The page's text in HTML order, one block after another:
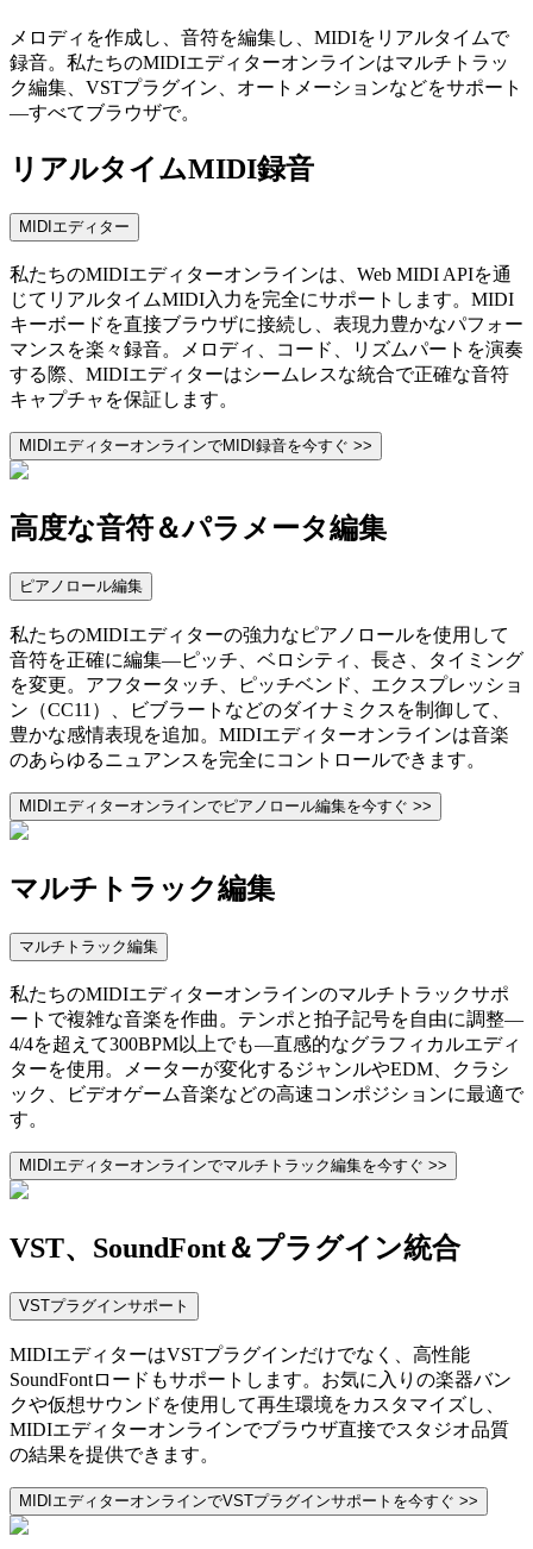
メロディを作成し、音符を編集し、MIDIをリアルタイムで
録音。私たちのMIDIエディターオンラインはマルチトラッ
ク編集、VSTプラグイン、オートメーションなどをサポート
—すべてブラウザで。
リアルタイムMIDI録音
MIDIエディター
私たちのMIDIエディターオンラインは、Web MIDI APIを通
じてリアルタイムMIDI入力を完全にサポートします。MIDI
キーボードを直接ブラウザに接続し、表現力豊かなパフォー
マンスを楽々録音。メロディ、コード、リズムパートを演奏
する際、MIDIエディターはシームレスな統合で正確な音符
キャプチャを保証します。
MIDIエディターオンラインでMIDI録音を今すぐ >>
高度な音符＆パラメータ編集
ピアノロール編集
私たちのMIDIエディターの強力なピアノロールを使用して
音符を正確に編集—ピッチ、ベロシティ、長さ、タイミング
を変更。アフタータッチ、ピッチベンド、エクスプレッショ
ン（CC11）、ビブラートなどのダイナミクスを制御して、
豊かな感情表現を追加。MIDIエディターオンラインは音楽
のあらゆるニュアンスを完全にコントロールできます。
MIDIエディターオンラインでピアノロール編集を今すぐ >>
マルチトラック編集
マルチトラック編集
私たちのMIDIエディターオンラインのマルチトラックサポ
ートで複雑な音楽を作曲。テンポと拍子記号を自由に調整—
4/4を超えて300BPM以上でも—直感的なグラフィカルエディ
ターを使用。メーターが変化するジャンルやEDM、クラシ
ック、ビデオゲーム音楽などの高速コンポジションに最適で
す。
MIDIエディターオンラインでマルチトラック編集を今すぐ >>
VST、SoundFont＆プラグイン統合
VSTプラグインサポート
MIDIエディターはVSTプラグインだけでなく、高性能
SoundFontロードもサポートします。お気に入りの楽器バン
クや仮想サウンドを使用して再生環境をカスタマイズし、
MIDIエディターオンラインでブラウザ直接でスタジオ品質
の結果を提供できます。
MIDIエディターオンラインでVSTプラグインサポートを今すぐ >>